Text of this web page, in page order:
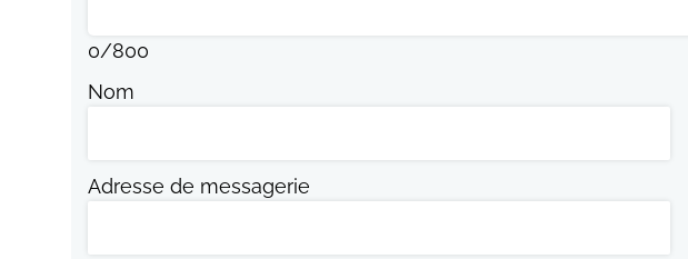
0/800
Nom
Adresse de messagerie